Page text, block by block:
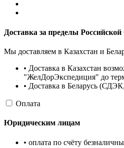
Доставка за пределы
Мы доставляем в Казахстан и
• Доставка в Казахстан
"ЖелДорЭкспедиция" до
• Доставка в Беларусь
Оплата
Юридическим лицам
• оплата по счёту